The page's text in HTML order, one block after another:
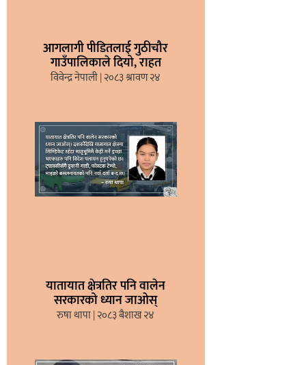
आगलागी पीडितलाई गुठीचौर
गाउँपालिकाले दियो, राहत
विवेन्द्र नेपाली २०८३ श्रावण २४
यातायात क्षेत्रतिर पनि वालेन
सरकारको ध्यान जाओस्
रुषा थापा २०८३ बैशाख २४